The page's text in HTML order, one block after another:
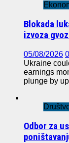
Blokada
izvoza
05/08/2026 0
Ukraine
earnings
plunge by
Odbor za